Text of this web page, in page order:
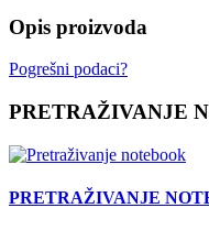
Opis proizvoda
Pogrešni podaci?
PRETRAŽIVANJE
PRETRAŽIVANJE